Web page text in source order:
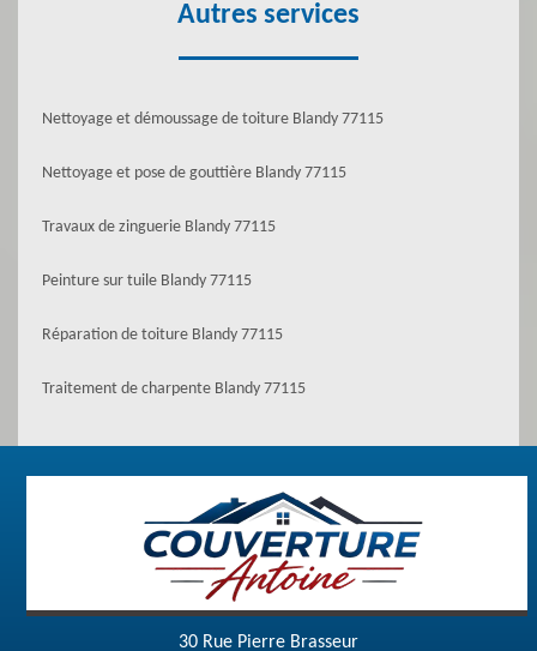
Autres services
Nettoyage et démoussage de toiture Blandy 77115
Nettoyage et pose de gouttière Blandy 77115
Travaux de zinguerie Blandy 77115
Peinture sur tuile Blandy 77115
Réparation de toiture Blandy 77115
Traitement de charpente Blandy 77115
30 Rue Pierre Brasseur